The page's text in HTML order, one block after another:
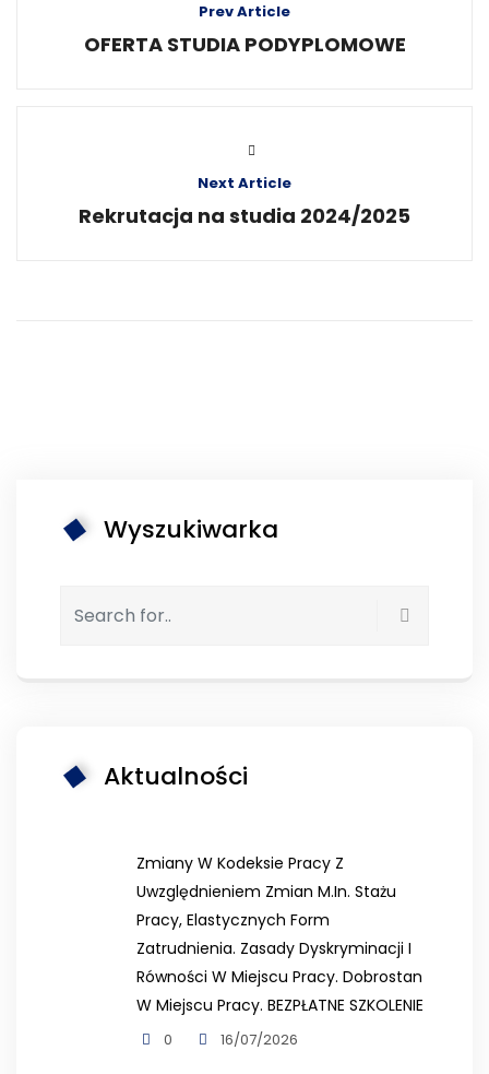
Prev Article
OFERTA STUDIA PODYPLOMOWE
Next Article
Rekrutacja na studia 2024/2025
Wyszukiwarka
Aktualności
Zmiany W Kodeksie Pracy Z
Uwzględnieniem Zmian M.in. Stażu
Pracy, Elastycznych Form
Zatrudnienia. Zasady Dyskryminacji I
Równości W Miejscu Pracy. Dobrostan
W Miejscu Pracy. BEZPŁATNE SZKOLENIE
0 16/07/2026